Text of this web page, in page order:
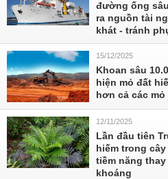
đường ống
ra nguồn tài
khát - tránh
15/12/2025
Khoan sâu
hiện mỏ đất
hơn cả các
12/11/2025
Lần đầu tiên
hiếm trong
tiềm năng
khoáng